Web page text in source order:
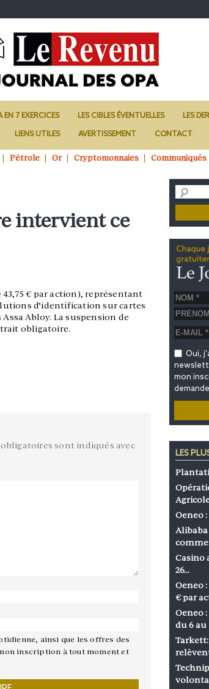
EN 7 EXERCICES LES CIBLES ÉVENTUELLES LES
LIENS UTILES AVERTISSEMENT CONTACT
Pétrole Or Cryptomonnaies Communiqués
intervient ce
€ par action), représentant
d’identification sur cartes
Abloy. La suspension de
obligatoire.
sont indiqués avec
ainsi que les offres des
inscription à tout moment et
Oui,
mon
LES
Oeneo
Alibaba
Casino
26…
Oeneo
€ par
Oeneo
du 6 au